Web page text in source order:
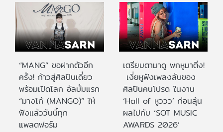
“MANG” ขอฝากตัวอีก
ครั้ง! ก้าวสู่ศิลปินเดี่ยว
พร้อมเปิดโลก อัลบั้มแรก
“มางโก้ (MANGO)” ให้
ฟังแล้ววันนี้ทุก
แพลตฟอร์ม
เตรียมตามาดู พกหูมาติ่ง!
เงี่ยหูฟังเพลงลับของ
ศิลปินคนโปรด ในงาน
‘Hall of หูววว’ ก่อนลุ้น
ผลไปกับ ‘SOT MUSIC
AWARDS 2026’